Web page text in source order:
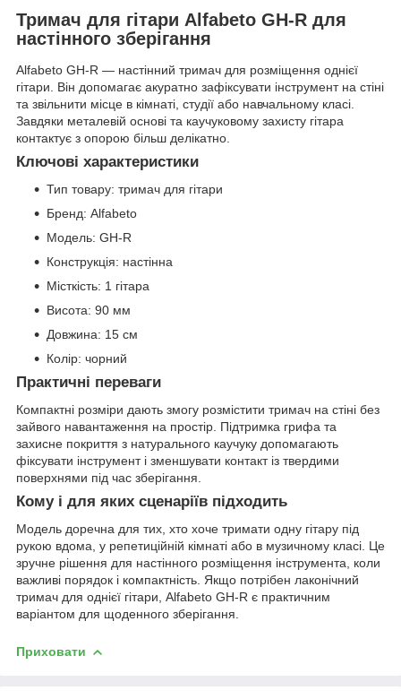
Тримач для гітари Alfabeto GH-R для
настінного зберігання
Alfabeto GH-R — настінний тримач для розміщення однієї
гітари. Він допомагає акуратно зафіксувати інструмент на стіні
та звільнити місце в кімнаті, студії або навчальному класі.
Завдяки металевій основі та каучуковому захисту гітара
контактує з опорою більш делікатно.
Ключові характеристики
Тип товару: тримач для гітари
Бренд: Alfabeto
Модель: GH-R
Конструкція: настінна
Місткість: 1 гітара
Висота: 90 мм
Довжина: 15 см
Колір: чорний
Практичні переваги
Компактні розміри дають змогу розмістити тримач на стіні без
зайвого навантаження на простір. Підтримка грифа та
захисне покриття з натурального каучуку допомагають
фіксувати інструмент і зменшувати контакт із твердими
поверхнями під час зберігання.
Кому і для яких сценаріїв підходить
Модель доречна для тих, хто хоче тримати одну гітару під
рукою вдома, у репетиційній кімнаті або в музичному класі. Це
зручне рішення для настінного розміщення інструмента, коли
важливі порядок і компактність. Якщо потрібен лаконічний
тримач для однієї гітари, Alfabeto GH-R є практичним
варіантом для щоденного зберігання.
Приховати